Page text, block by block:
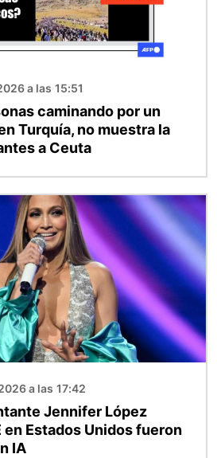
a las 15:51
caminando por un
Turquía, no muestra la
a Ceuta
a las 17:42
Jennifer López
en Estados Unidos fueron
IA